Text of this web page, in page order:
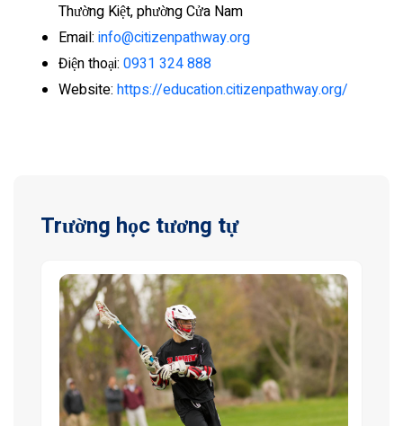
Thường Kiệt, phường Cửa Nam
Email: info@citizenpathway.org
Điện thoại: 0931 324 888
Website: https://education.citizenpathway.org/
Trường học tương tự